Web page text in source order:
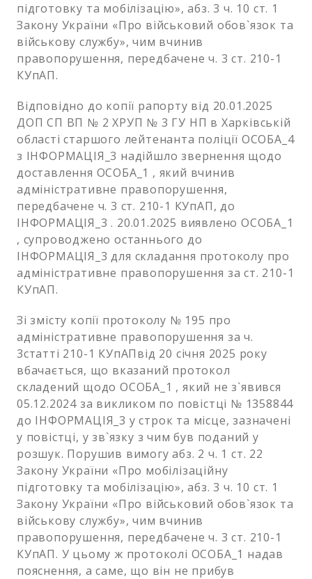
підготовку та мобілізацію», абз. 3 ч. 10 ст. 1
Закону України «Про військовий обов`язок та
військову службу», чим вчинив
правопорушення, передбачене ч. 3 ст. 210-1
КУпАП.
Відповідно до копії рапорту від 20.01.2025
ДОП СП ВП № 2 ХРУП № 3 ГУ НП в Харківській
області старшого лейтенанта поліції ОСОБА_4
з ІНФОРМАЦІЯ_3 надійшло звернення щодо
доставлення ОСОБА_1 , який вчинив
адміністративне правопорушення,
передбачене ч. 3 ст. 210-1 КУпАП, до
ІНФОРМАЦІЯ_3 . 20.01.2025 виявлено ОСОБА_1
, супроводжено останнього до
ІНФОРМАЦІЯ_3 для складання протоколу про
адміністративне правопорушення за ст. 210-1
КУпАП.
Зі змісту копії протоколу № 195 про
адміністративне правопорушення за ч.
3статті 210-1 КУпАПвід 20 січня 2025 року
вбачається, що вказаний протокол
складений щодо ОСОБА_1 , який не з`явився
05.12.2024 за викликом по повістці № 1358844
до ІНФОРМАЦІЯ_3 у строк та місце, зазначені
у повістці, у зв`язку з чим був поданий у
розшук. Порушив вимогу абз. 2 ч. 1 ст. 22
Закону України «Про мобілізаційну
підготовку та мобілізацію», абз. 3 ч. 10 ст. 1
Закону України «Про військовий обов`язок та
військову службу», чим вчинив
правопорушення, передбачене ч. 3 ст. 210-1
КУпАП. У цьому ж протоколі ОСОБА_1 надав
пояснення, а саме, що він не прибув